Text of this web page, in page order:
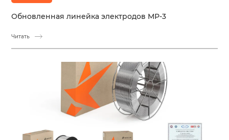
Обновленная линейка электродов МР-3
Читать